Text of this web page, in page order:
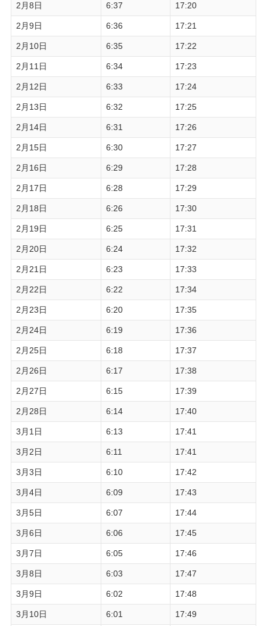
2月8日 6:37 17:20
2月9日 6:36 17:21
2月10日 6:35 17:22
2月11日 6:34 17:23
2月12日 6:33 17:24
2月13日 6:32 17:25
2月14日 6:31 17:26
2月15日 6:30 17:27
2月16日 6:29 17:28
2月17日 6:28 17:29
2月18日 6:26 17:30
2月19日 6:25 17:31
2月20日 6:24 17:32
2月21日 6:23 17:33
2月22日 6:22 17:34
2月23日 6:20 17:35
2月24日 6:19 17:36
2月25日 6:18 17:37
2月26日 6:17 17:38
2月27日 6:15 17:39
2月28日 6:14 17:40
3月1日 6:13 17:41
3月2日 6:11 17:41
3月3日 6:10 17:42
3月4日 6:09 17:43
3月5日 6:07 17:44
3月6日 6:06 17:45
3月7日 6:05 17:46
3月8日 6:03 17:47
3月9日 6:02 17:48
3月10日 6:01 17:49